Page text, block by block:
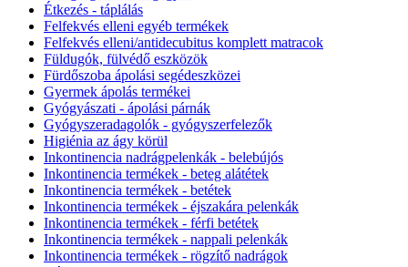
Étkezés - táplálás
Felfekvés elleni egyéb termékek
Felfekvés elleni/antidecubitus komplett matracok
Füldugók, fülvédő eszközök
Fürdőszoba ápolási segédeszközei
Gyermek ápolás termékei
Gyógyászati - ápolási párnák
Gyógyszeradagolók - gyógyszerfelezők
Higiénia az ágy körül
Inkontinencia nadrágpelenkák - belebújós
Inkontinencia termékek - beteg alátétek
Inkontinencia termékek - betétek
Inkontinencia termékek - éjszakára pelenkák
Inkontinencia termékek - férfi betétek
Inkontinencia termékek - nappali pelenkák
Inkontinencia termékek - rögzítő nadrágok